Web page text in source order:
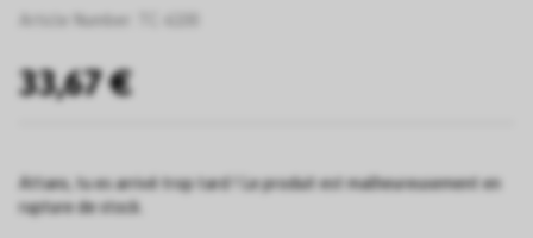
33,67 €
Attans, tu es arrivé trop tard ! Le produit est malheureusement en
rupture de stock.